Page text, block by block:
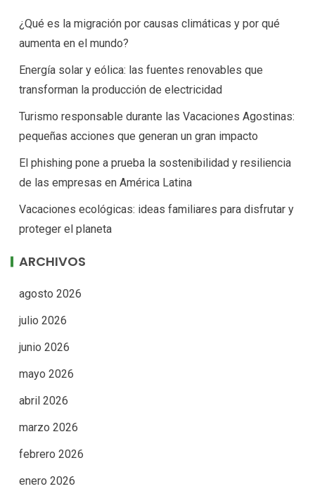
¿Qué es la migración por causas climáticas y por qué
aumenta en el mundo?
Energía solar y eólica: las fuentes renovables que
transforman la producción de electricidad
Turismo responsable durante las Vacaciones Agostinas:
pequeñas acciones que generan un gran impacto
El phishing pone a prueba la sostenibilidad y resiliencia
de las empresas en América Latina
Vacaciones ecológicas: ideas familiares para disfrutar y
proteger el planeta
ARCHIVOS
agosto 2026
julio 2026
junio 2026
mayo 2026
abril 2026
marzo 2026
febrero 2026
enero 2026